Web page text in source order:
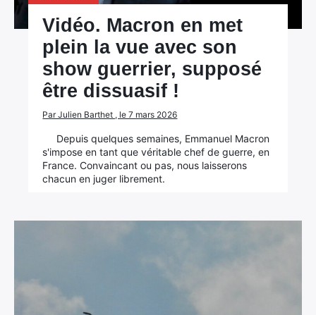
Vidéo. Macron en met
plein la vue avec son
show guerrier, supposé
être dissuasif !
Par Julien Barthet , le 7 mars 2026
Depuis quelques semaines, Emmanuel Macron
s'impose en tant que véritable chef de guerre, en
France. Convaincant ou pas, nous laisserons
chacun en juger librement.